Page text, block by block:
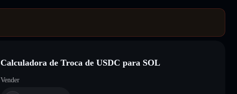
Calculadora de Troca de USDC para SOL
Vender